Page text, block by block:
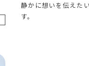
静かに想いを伝えた
す。